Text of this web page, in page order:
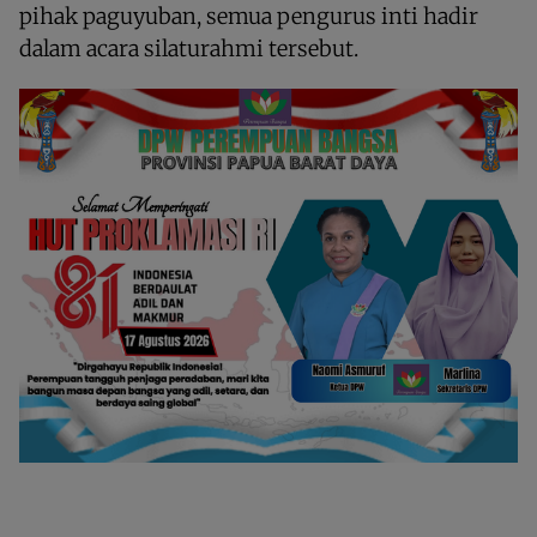
pihak paguyuban, semua pengurus inti hadir
dalam acara silaturahmi tersebut.